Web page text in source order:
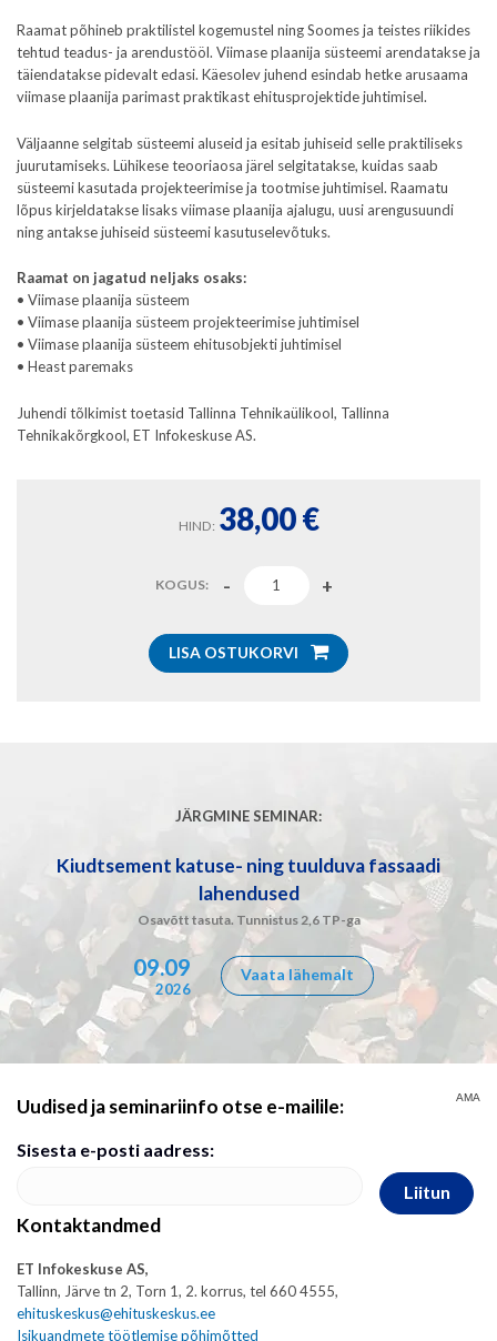
Raamat põhineb praktilistel kogemustel ning Soomes ja teistes riikides
tehtud teadus- ja arendustööl. Viimase plaanija süsteemi arendatakse ja
täiendatakse pidevalt edasi. Käesolev juhend esindab hetke arusaama
viimase plaanija parimast praktikast ehitusprojektide juhtimisel.
Väljaanne selgitab süsteemi aluseid ja esitab juhiseid selle praktiliseks
juurutamiseks. Lühikese teooriaosa järel selgitatakse, kuidas saab
süsteemi kasutada projekteerimise ja tootmise juhtimisel. Raamatu
lõpus kirjeldatakse lisaks viimase plaanija ajalugu, uusi arengusuundi
ning antakse juhiseid süsteemi kasutuselevõtuks.
Raamat on jagatud neljaks osaks:
• Viimase plaanija süsteem
• Viimase plaanija süsteem projekteerimise juhtimisel
• Viimase plaanija süsteem ehitusobjekti juhtimisel
• Heast paremaks
Juhendi tõlkimist toetasid Tallinna Tehnikaülikool, Tallinna
Tehnikakõrgkool, ET Infokeskuse AS.
HIND: 38,00€
KOGUS:
LISA OSTUKORVI
JÄRGMINE SEMINAR:
Kiudtsement katuse- ning tuulduva fassaadi
lahendused
Osavõtt tasuta. Tunnistus 2,6 TP-ga
09.09
2026
Vaata lähemalt
Uudised ja seminariinfo otse e-mailile:
Sisesta e-posti aadress:
Liitun
Kontaktandmed
ET Infokeskuse AS,
Tallinn, Järve tn 2, Torn 1, 2. korrus, tel 660 4555,
ehituskeskus@ehituskeskus.ee
Isikuandmete töötlemise põhimõtted
AMA